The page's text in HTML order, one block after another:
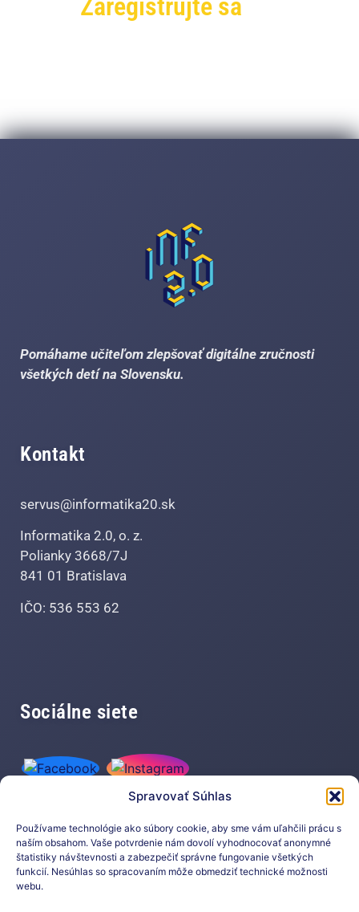
Spravovať Súhlas
Používame technológie ako súbory cookie, aby sme vám uľahčili prácu s
naším obsahom. Vaše potvrdenie nám dovolí vyhodnocovať anonymné
štatistiky návštevnosti a zabezpečiť správne fungovanie všetkých
funkcií. Nesúhlas so spracovaním môže obmedziť technické možnosti
webu.
Zaregistrujte sa
Pomáhame učiteľom zlepšovať digitálne zručnosti
všetkých detí na Slovensku.
Kontakt
servus@informatika20.sk
Informatika 2.0, o. z.
Polianky 3668/7J
841 01 Bratislava
IČO: 536 553 62
Sociálne siete
Prihláste sa na odber nášho